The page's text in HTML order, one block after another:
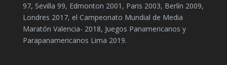
97, Sevilla 99, Edmonton 2001, Paris 2003, Berlín 2009,
Londres 2017, el Campeonato Mundial de Media
Maratón Valencia- 2018, Juegos Panamericanos y
Parapanamericanos Lima 2019.